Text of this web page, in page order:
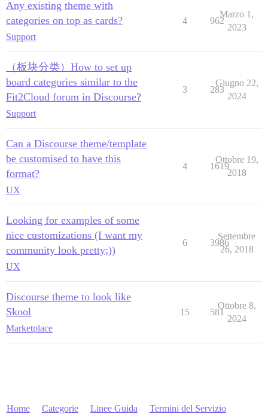
Any existing theme with
categories on top as cards?
Support
4 962
Marzo 1,
2023
（板块分类）How to set up
board categories similar to the
Fit2Cloud forum in Discourse?
Support
3 283
Giugno 22,
2024
Can a Discourse theme/template
be customised to have this
format?
UX
4 1619
Ottobre 19,
2018
Looking for examples of some
nice customizations (I want my
community look pretty;))
UX
6 3986
Settembre
26, 2018
Discourse theme to look like
Skool
Marketplace
15 581
Ottobre 8,
2024
Home Categorie Linee Guida Termini del Servizio